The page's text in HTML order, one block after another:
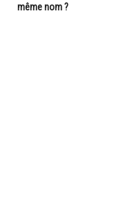
même nom ?